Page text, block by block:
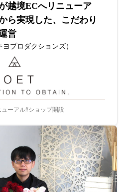
越境ECへリニューア
ら実現した、こだわり
営
プロダクションズ）
ューアル ショップ開設